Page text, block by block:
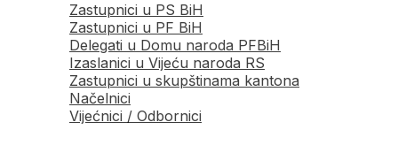
Zastupnici u PS BiH
Zastupnici u PF BiH
Delegati u Domu naroda PFBiH
Izaslanici u Vijeću naroda RS
Zastupnici u skupštinama kantona
Načelnici
Vijećnici / Odbornici